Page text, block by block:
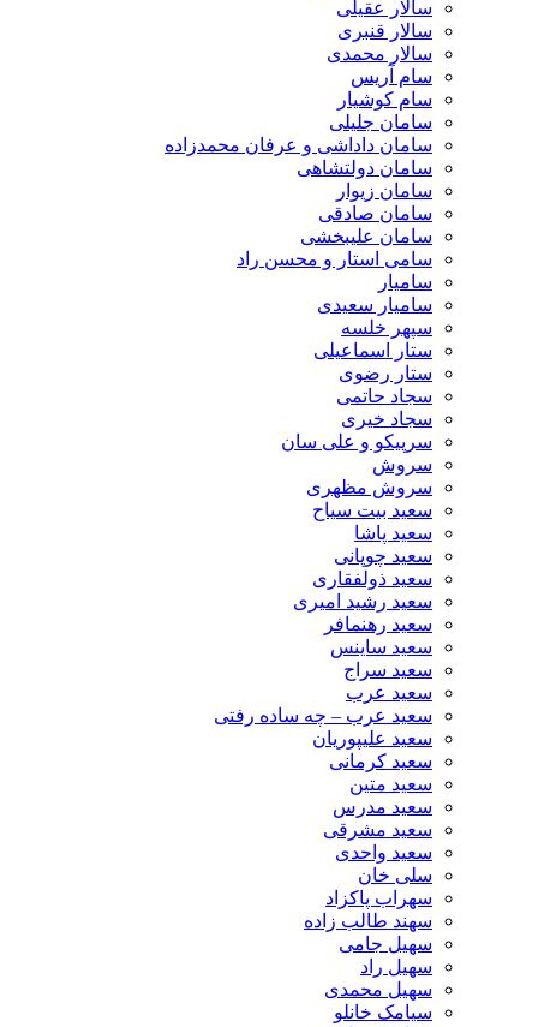
سالار عقیلی
سالار قنبری
سالار محمدی
سام آریس
سام کوشیار
سامان جلیلی
سامان داداشی و عرفان محمدزاده
سامان دولتشاهی
سامان زیوار
سامان صادقی
سامان علیبخشی
سامی استار و محسن راد
سامیار
سامیار سعیدی
سپهر خلسه
ستار اسماعیلی
ستار رضوی
سجاد حاتمی
سجاد خیری
سرپیکو و علی سان
سروش
سروش مظهری
سعید بیت سیاح
سعید پاشا
سعید چوپانی
سعید ذولفقاری
سعید رشید امیری
سعید رهنمافر
سعید ساینس
سعید سراج
سعید عرب
سعید عرب – چه ساده رفتی
سعید علیپوریان
سعید کرمانی
سعید متین
سعید مدرس
سعید مشرقی
سعید واحدی
سلی خان
سهراب پاکزاد
سهند طالب زاده
سهیل جامی
سهیل راد
سهیل محمدی
سیامک خانلو